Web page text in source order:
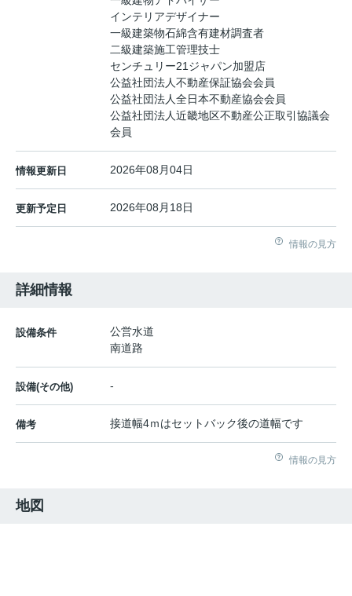
インテリアデザイナー
一級建築物石綿含有建材調査者
二級建築施工管理技士
センチュリー21ジャパン加盟店
公益社団法人不動産保証協会会員
公益社団法人全日本不動産協会会員
公益社団法人近畿地区不動産公正取引協議会
会員
情報更新日 2026年08月04日
更新予定日 2026年08月18日
情報の見方
詳細情報
設備条件
公営水道
南道路
設備(その他) -
備考 接道幅4ｍはセットバック後の道幅です
情報の見方
地図